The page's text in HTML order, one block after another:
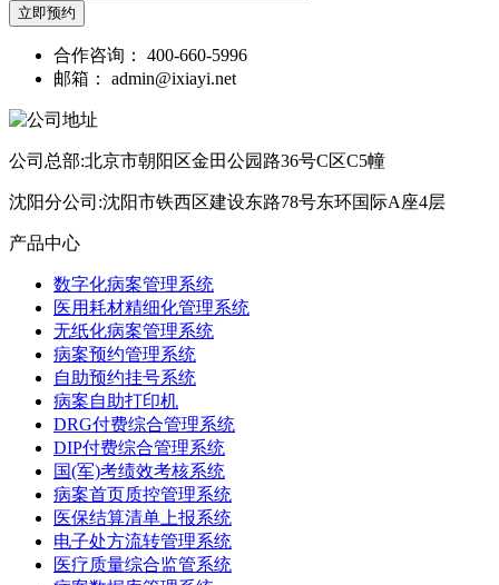
立即预约
合作咨询： 400-660-5996
邮箱： admin@ixiayi.net
公司总部:北京市朝阳区金田公园路36号C区C5幢
沈阳分公司:沈阳市铁西区建设东路78号东环国际A座4层
产品中心
数字化病案管理系统
医用耗材精细化管理系统
无纸化病案管理系统
病案预约管理系统
自助预约挂号系统
病案自助打印机
DRG付费综合管理系统
DIP付费综合管理系统
国(军)考绩效考核系统
病案首页质控管理系统
医保结算清单上报系统
电子处方流转管理系统
医疗质量综合监管系统